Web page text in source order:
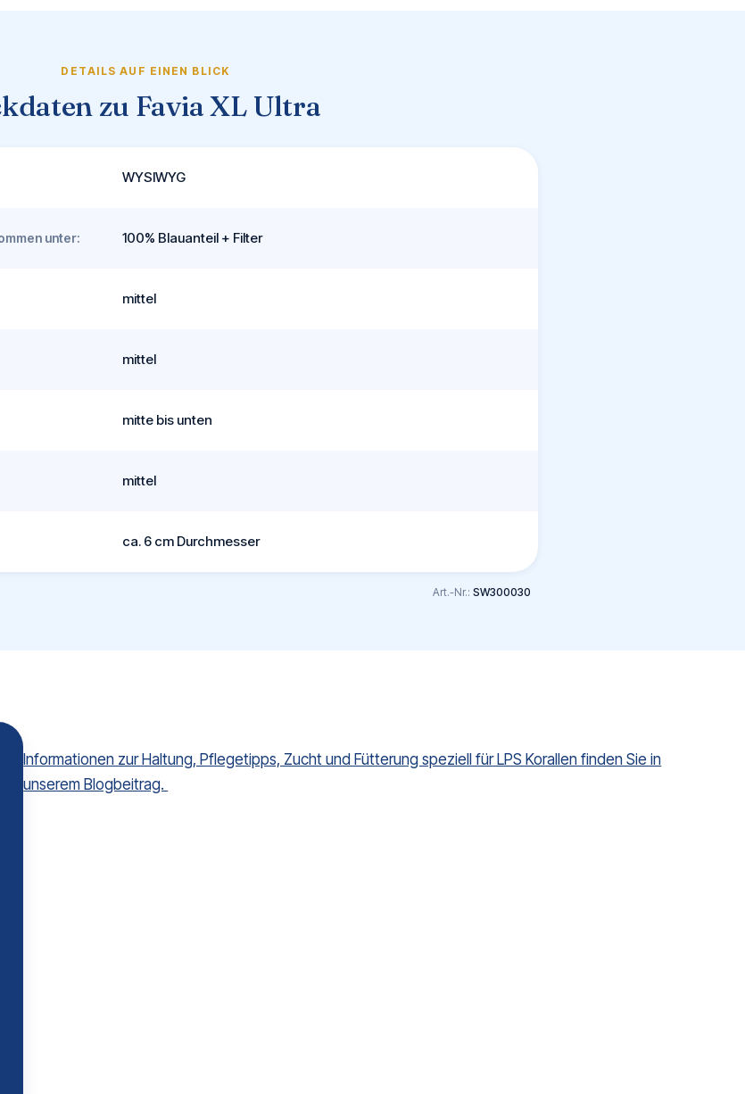
DETAILS AUF EINEN BLICK
zu Favia XL Ultra
WYSIWYG
unter: 100% Blauanteil + Filter
mittel
mittel
mitte bis unten
mittel
ca. 6 cm Durchmesser
Art.-Nr.: SW300030
Informationen zur Haltung, Pflegetipps, Zucht und Fütterung speziell für LPS Korallen finden Sie in
unserem Blogbeitrag.